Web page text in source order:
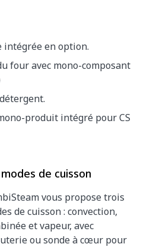
en option.
four avec mono-composant
produit intégré pour CS
de cuisson
vous propose trois
de cuisson : convection,
et vapeur, avec
ou sonde à cœur pour